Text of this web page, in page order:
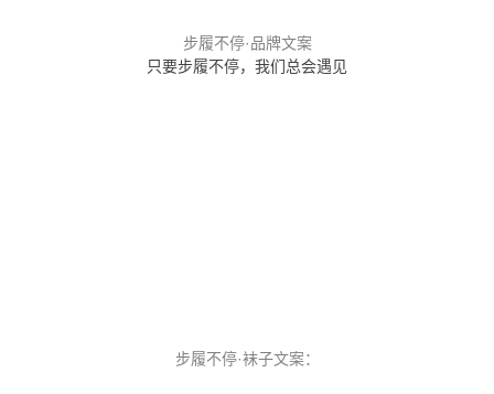
步履不停·品牌文案
只要步履不停，我们总会遇见
步履不停·袜子文案：